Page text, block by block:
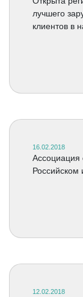
лучшего
клиентов в
16.02.2018
Ассоциация
12.02.2018